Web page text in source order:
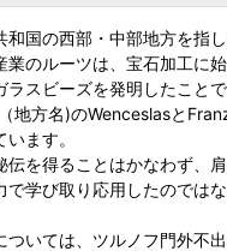
国の西部・中部地方を指し
業のルーツは、宝石加工に
スビーズを発明したこと
方名)のWenceslasと
ます。
伝を得ることはかなわず、
学び取り応用したのでは
いては、ツルノフ門外不